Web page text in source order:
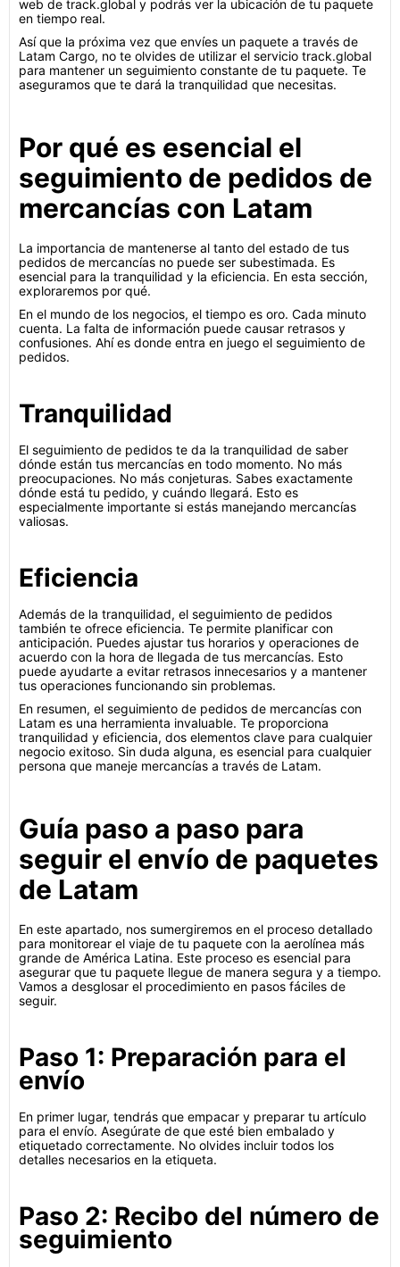
web de track.global y podrás ver la ubicación de tu paquete
en tiempo real.
Así que la próxima vez que envíes un paquete a través de
Latam Cargo, no te olvides de utilizar el servicio track.global
para mantener un seguimiento constante de tu paquete. Te
aseguramos que te dará la tranquilidad que necesitas.
Por qué es esencial el
seguimiento de pedidos de
mercancías con Latam
La importancia de mantenerse al tanto del estado de tus
pedidos de mercancías no puede ser subestimada. Es
esencial para la tranquilidad y la eficiencia. En esta sección,
exploraremos por qué.
En el mundo de los negocios, el tiempo es oro. Cada minuto
cuenta. La falta de información puede causar retrasos y
confusiones. Ahí es donde entra en juego el seguimiento de
pedidos.
Tranquilidad
El seguimiento de pedidos te da la tranquilidad de saber
dónde están tus mercancías en todo momento. No más
preocupaciones. No más conjeturas. Sabes exactamente
dónde está tu pedido, y cuándo llegará. Esto es
especialmente importante si estás manejando mercancías
valiosas.
Eficiencia
Además de la tranquilidad, el seguimiento de pedidos
también te ofrece eficiencia. Te permite planificar con
anticipación. Puedes ajustar tus horarios y operaciones de
acuerdo con la hora de llegada de tus mercancías. Esto
puede ayudarte a evitar retrasos innecesarios y a mantener
tus operaciones funcionando sin problemas.
En resumen, el seguimiento de pedidos de mercancías con
Latam es una herramienta invaluable. Te proporciona
tranquilidad y eficiencia, dos elementos clave para cualquier
negocio exitoso. Sin duda alguna, es esencial para cualquier
persona que maneje mercancías a través de Latam.
Guía paso a paso para
seguir el envío de paquetes
de Latam
En este apartado, nos sumergiremos en el proceso detallado
para monitorear el viaje de tu paquete con la aerolínea más
grande de América Latina. Este proceso es esencial para
asegurar que tu paquete llegue de manera segura y a tiempo.
Vamos a desglosar el procedimiento en pasos fáciles de
seguir.
Paso 1: Preparación para el
envío
En primer lugar, tendrás que empacar y preparar tu artículo
para el envío. Asegúrate de que esté bien embalado y
etiquetado correctamente. No olvides incluir todos los
detalles necesarios en la etiqueta.
Paso 2: Recibo del número de
seguimiento